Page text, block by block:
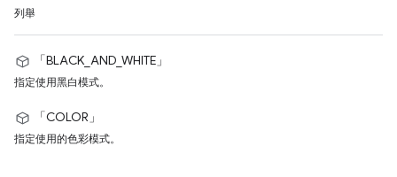
列舉
「BLACK_AND_WHITE」
指定使用黑白模式。
「COLOR」
指定使用的色彩模式。